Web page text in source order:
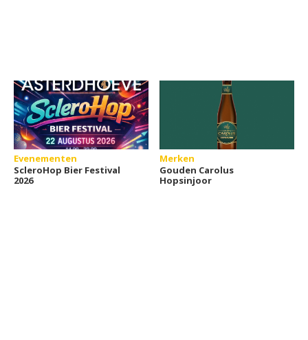
Evenementen
ScleroHop Bier Festival
2026
Merken
Gouden Carolus
Hopsinjoor